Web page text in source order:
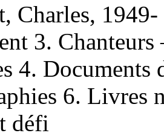
Charles,
3.
4. Documents
6. Livres
défi